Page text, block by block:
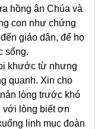
hồng ân Chúa và
con như chứng
giáo dân, để họ
sống.
khước từ nhưng
quanh. Xin cho
lòng trước khó
với lòng biết ơn
linh mục đoàn